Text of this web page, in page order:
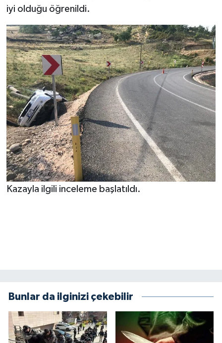
iyi olduğu öğrenildi.
Kazayla ilgili inceleme başlatıldı.
Bunlar da ilginizi çekebilir
MİZAH
TARİH
Genel
Politika
YEREL
BÖLGEDEN
BİLİM TEKNOLOJİ
BİLİM VE TEKNOLOJİ
YARIŞMALAR